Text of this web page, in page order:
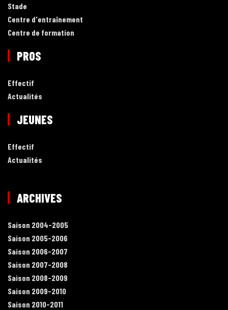
Stade
Centre d'entraînement
Centre de formation
PROS
Effectif
Actualités
JEUNES
Effectif
Actualités
ARCHIVES
Saison 2004-2005
Saison 2005-2006
Saison 2006-2007
Saison 2007-2008
Saison 2008-2009
Saison 2009-2010
Saison 2010-2011